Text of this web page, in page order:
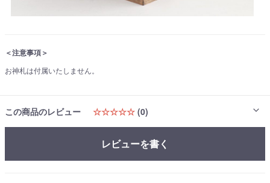
＜注意事項＞
お神札は付属いたしません。
この商品のレビュー ☆☆☆☆☆ (0)
レビューを書く